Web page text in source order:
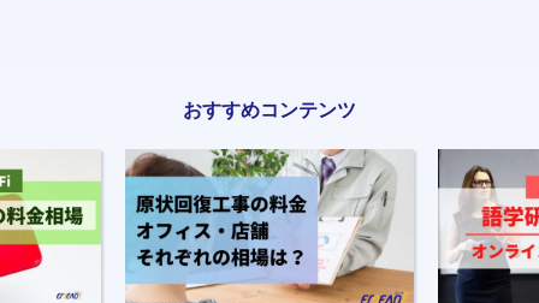
おすすめコンテンツ